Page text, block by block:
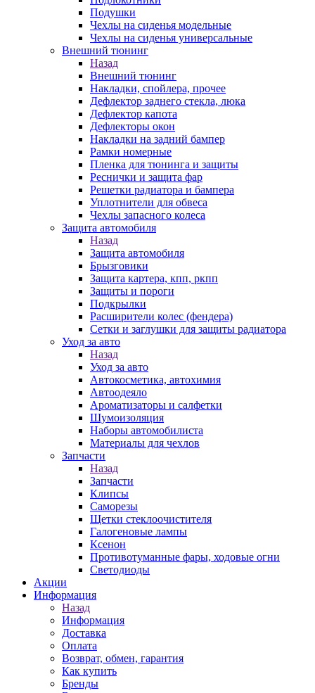
Подушки
Чехлы на сиденья модельные
Чехлы на сиденья универсальные
Внешний тюнинг
Назад
Внешний тюнинг
Накладки, спойлера, прочее
Дефлектор заднего стекла, люка
Дефлектор капота
Дефлекторы окон
Накладки на задний бампер
Рамки номерные
Пленка для тюнинга и защиты
Реснички и защита фар
Решетки радиатора и бампера
Уплотнители для обвеса
Чехлы запасного колеса
Защита автомобиля
Назад
Защита автомобиля
Брызговики
Защита картера, кпп, ркпп
Защиты и пороги
Подкрылки
Расширители колес (фендера)
Сетки и заглушки для защиты радиатора
Уход за авто
Назад
Уход за авто
Автокосметика, автохимия
Автоодеяло
Ароматизаторы и салфетки
Шумоизоляция
Наборы автомобилиста
Материалы для чехлов
Запчасти
Назад
Запчасти
Клипсы
Саморезы
Щетки стеклоочистителя
Галогеновые лампы
Ксенон
Противотуманные фары, ходовые огни
Светодиоды
Акции
Информация
Назад
Информация
Доставка
Оплата
Возврат, обмен, гарантия
Как купить
Бренды